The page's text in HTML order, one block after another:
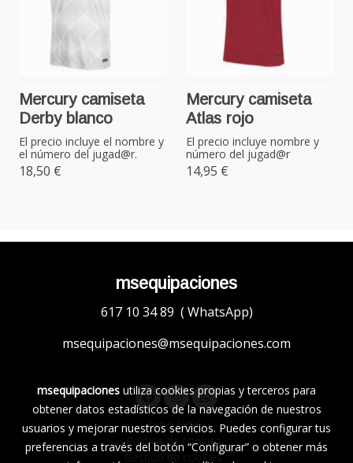
Mercury camiseta
Derby blanco
El precio incluye el nombre y
el número del jugad@r.
18,50 €
Mercury camiseta
Atlas rojo
El precio incluye nombre y
número del jugad@r
14,95 €
msequipaciones
617 10 34 89 ( WhatsApp)
msequipaciones@msequipaciones.com
Aviso legal
Política de cookies
Gestión de cookies
msequipaciones utiliza cookies propias y terceros para
obtener datos estadísticos de la navegación de nuestros
usuarios y mejorar nuestros servicios. Puedes configurar tus
preferencias a través del botón “Configurar” o obtener más